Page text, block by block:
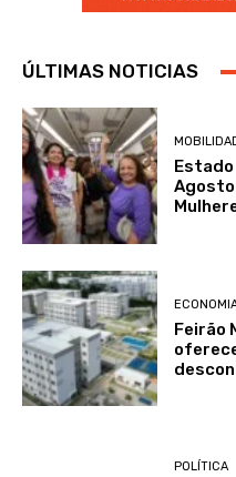
ÚLTIMAS NOTICIAS
Estado
Agosto
Feirão
POLÍTICA